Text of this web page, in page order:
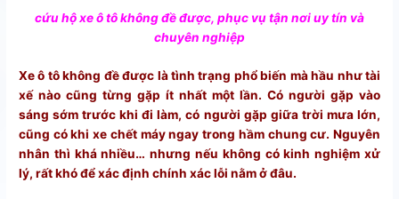
cứu hộ xe ô tô không đề được, phục vụ tận nơi uy tín và
chuyên nghiệp
Xe ô tô không đề được là tình trạng phổ biến mà hầu như tài
xế nào cũng từng gặp ít nhất một lần. Có người gặp vào
sáng sớm trước khi đi làm, có người gặp giữa trời mưa lớn,
cũng có khi xe chết máy ngay trong hầm chung cư. Nguyên
nhân thì khá nhiều… nhưng nếu không có kinh nghiệm xử
lý, rất khó để xác định chính xác lỗi nằm ở đâu.